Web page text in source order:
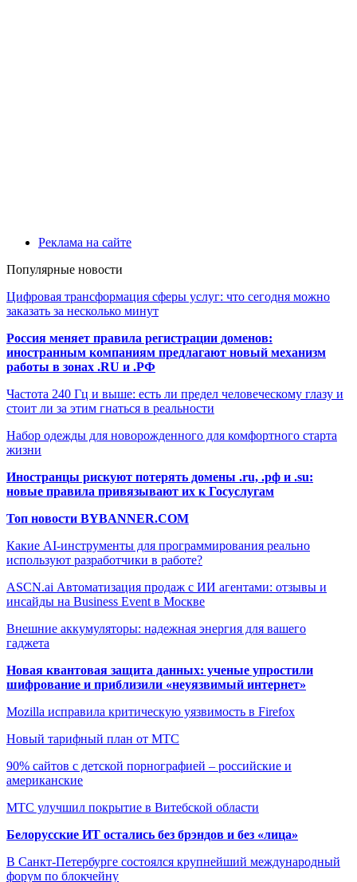
Реклама на сайте
Популярные новости
Цифровая трансформация сферы услуг: что сегодня можно
заказать за несколько минут
Россия меняет правила регистрации доменов:
иностранным компаниям предлагают новый механизм
работы в зонах .RU и .РФ
Частота 240 Гц и выше: есть ли предел человеческому глазу и
стоит ли за этим гнаться в реальности
Набор одежды для новорожденного для комфортного старта
жизни
Иностранцы рискуют потерять домены .ru, .рф и .su:
новые правила привязывают их к Госуслугам
Топ новости BYBANNER.COM
Какие AI-инструменты для программирования реально
используют разработчики в работе?
ASCN.ai Автоматизация продаж с ИИ агентами: отзывы и
инсайды на Business Event в Москве
Внешние аккумуляторы: надежная энергия для вашего
гаджета
Новая квантовая защита данных: ученые упростили
шифрование и приблизили «неуязвимый интернет»
Mozilla исправила критическую уязвимость в Firefox
Новый тарифный план от МТС
90% сайтов с детской порнографией – российские и
американские
МТС улучшил покрытие в Витебской области
Белорусские ИТ остались без брэндов и без «лица»
В Санкт-Петербурге состоялся крупнейший международный
форум по блокчейну